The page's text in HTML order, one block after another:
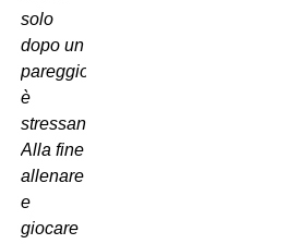
solo
dopo un
pareggio,
è
stressante.
Alla fine
allenare
e
giocare